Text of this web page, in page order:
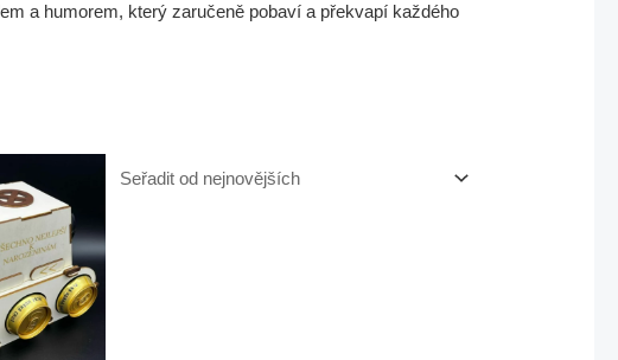
a humorem, který zaručeně pobaví a překvapí každého